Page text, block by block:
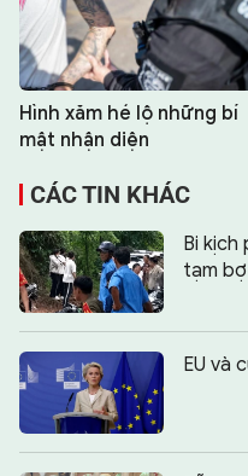
Hình xăm hé lộ những bí
mật nhận diện
CÁC TIN KHÁC
Bi kịch
tạm bợ
EU và